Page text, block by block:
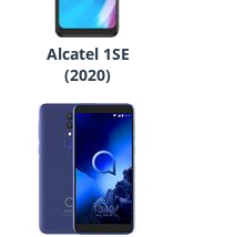
Alcatel 1SE
(2020)